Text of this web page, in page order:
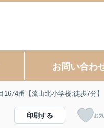
お問い合わ
1674番【流山北小学校:徒歩7分】
印刷する お